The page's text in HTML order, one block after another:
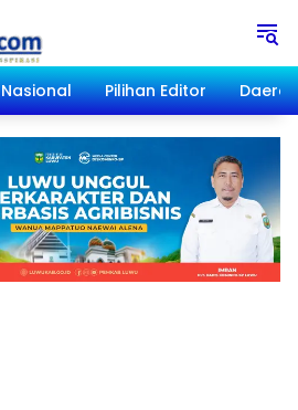
Nasional Pilihan Editor Daerah